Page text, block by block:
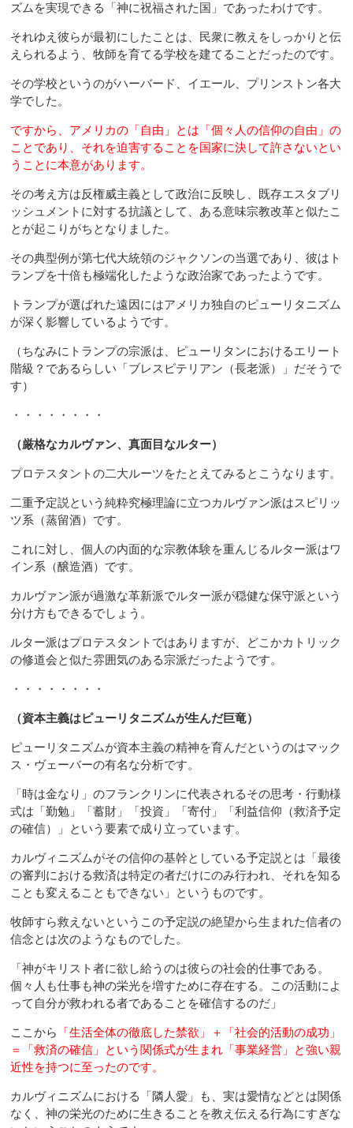
ズムを実現できる「神に祝福された国」であったわけです。
それゆえ彼らが最初にしたことは、民衆に教えをしっかりと伝
えられるよう、牧師を育てる学校を建てることだったのです。
その学校というのがハーバード、イエール、プリンストン各大
学でした。
ですから、アメリカの「自由」とは「個々人の信仰の自由」の
ことであり、それを迫害することを国家に決して許さないとい
うことに本意があります。
その考え方は反権威主義として政治に反映し、既存エスタブリ
ッシュメントに対する抗議として、ある意味宗教改革と似たこ
とが起こりがちとなりました。
その典型例が第七代大統領のジャクソンの当選であり、彼はト
ランプを十倍も極端化したような政治家であったようです。
トランプが選ばれた遠因にはアメリカ独自のピューリタニズム
が深く影響しているようです。
（ちなみにトランプの宗派は、ピューリタンにおけるエリート
階級？であるらしい「ブレスビテリアン（長老派）」だそうで
す）
・・・・・・・・
（厳格なカルヴァン、真面目なルター）
プロテスタントの二大ルーツをたとえてみるとこうなります。
二重予定説という純粋究極理論に立つカルヴァン派はスピリッ
ツ系（蒸留酒）です。
これに対し、個人の内面的な宗教体験を重んじるルター派はワ
イン系（醸造酒）です。
カルヴァン派が過激な革新派でルター派が穏健な保守派という
分け方もできるでしょう。
ルター派はプロテスタントではありますが、どこかカトリック
の修道会と似た雰囲気のある宗派だったようです。
・・・・・・・・
（資本主義はピューリタニズムが生んだ巨竜）
ピューリタニズムが資本主義の精神を育んだというのはマック
ス・ヴェーバーの有名な分析です。
「時は金なり」のフランクリンに代表されるその思考・行動様
式は「勤勉」「蓄財」「投資」「寄付」「利益信仰（救済予定
の確信）」という要素で成り立っています。
カルヴィニズムがその信仰の基幹としている予定説とは「最後
の審判における救済は特定の者だけにのみ行われ、それを知る
ことも変えることもできない」というものです。
牧師すら救えないというこの予定説の絶望から生まれた信者の
信念とは次のようなものでした。
「神がキリスト者に欲し給うのは彼らの社会的仕事である。
個々人も仕事も神の栄光を増すために存在する。この活動によ
って自分が救われる者であることを確信するのだ」
ここから
「生活全体の徹底した禁欲」＋「社会的活動の成功」
＝「救済の確信」 という関係式が生まれ「事業経営」と強い親
近性を持つに至ったのです。
カルヴィニズムにおける「隣人愛」も、実は愛情などとは関係
なく、神の栄光のために生きることを教え伝える行為にすぎな